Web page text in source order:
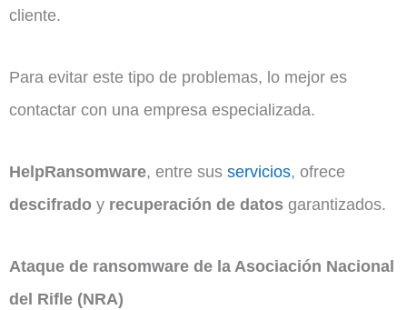
cliente.
Para evitar este tipo de problemas, lo mejor es
contactar con una empresa especializada.
HelpRansomware, entre sus servicios, ofrece
descifrado y recuperación de datos garantizados.
Ataque de ransomware de la Asociación Nacional
del Rifle (NRA)